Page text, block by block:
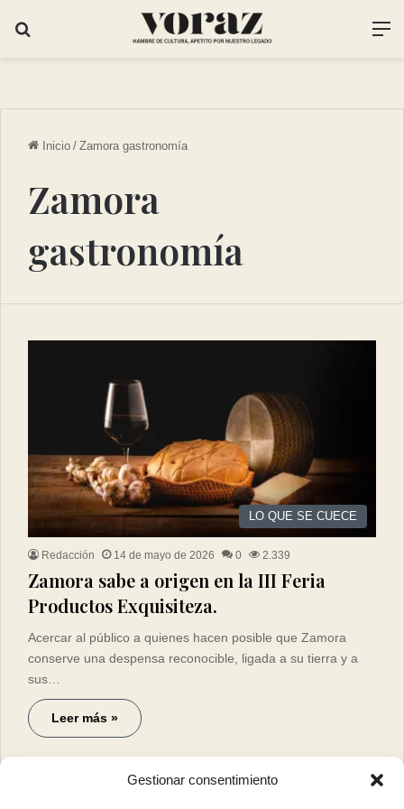
Gestionar consentimiento
Inicio / Zamora gastronomía
Zamora
gastronomía
LO QUE SE CUECE
Redacción 14 de mayo de 2026 0 2.339
Zamora sabe a origen en la III Feria
Productos Exquisiteza.
Acercar al público a quienes hacen posible que Zamora
conserve una despensa reconocible, ligada a su tierra y a
sus…
Leer más »